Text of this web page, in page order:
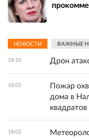
НОВОСТИ ВАЖНЫЕ
18:10 Дрон
18:03
Пожар
дома в
квадратов
18:02